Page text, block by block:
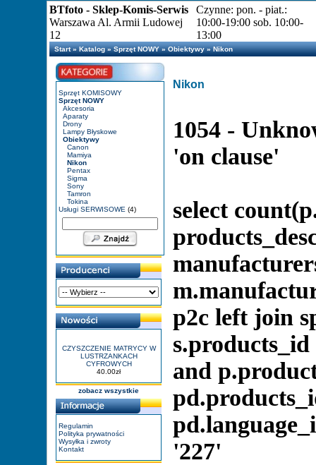
BTfoto - Sklep-Komis-Serwis
Warszawa Al. Armii Ludowej
12
Czynne: pon. - piat.:
10:00-19:00 sob. 10:00-
13:00
Start»Katalog»Sprzęt NOWY»Obiektywy»Nikon
Sprzęt KOMISOWY
Sprzęt NOWY
Akcesoria
Aparaty
Drony
Lampy Błyskowe
Obiektywy
Canon
Mamiya
Nikon
Pentax
Sigma
Sony
Tamron
Tokina
Usługi SERWISOWE (4)
CZYSZCZENIE MATRYCY W
LUSTRZANKACH
CYFROWYCH
40.00zł
zobacz wszystkie
Regulamin
Polityka prywatności
Wysyłka i zwroty
Kontakt
Nikon
1054 -
'on clause'
select
p2c left join
and
'227'